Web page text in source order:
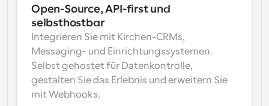
Open-Source, API-first und
selbsthostbar
Integrieren Sie mit Kirchen-CRMs,
Messaging- und Einrichtungssystemen.
Selbst gehostet für Datenkontrolle,
gestalten Sie das Erlebnis und erweitern Sie
mit Webhooks.